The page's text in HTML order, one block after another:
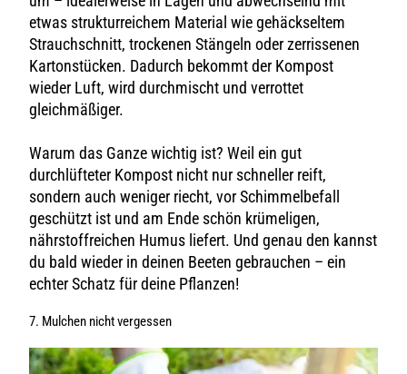
etwas strukturreichem Material wie gehäckseltem
Strauchschnitt, trockenen Stängeln oder zerrissenen
Kartonstücken. Dadurch bekommt der Kompost
wieder Luft, wird durchmischt und verrottet
gleichmäßiger.
Warum das Ganze wichtig ist? Weil ein gut
durchlüfteter Kompost nicht nur schneller reift,
sondern auch weniger riecht, vor Schimmelbefall
geschützt ist und am Ende schön krümeligen,
nährstoffreichen Humus liefert. Und genau den kannst
du bald wieder in deinen Beeten gebrauchen – ein
echter Schatz für deine Pflanzen!
7. Mulchen nicht vergessen